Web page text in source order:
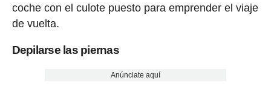
coche con el culote puesto para emprender el viaje
de vuelta.
Depilarse las piernas
Anúnciate aquí